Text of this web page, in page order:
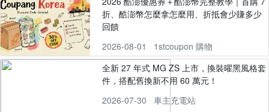
折、酷澎幣怎麼拿怎麼用、折抵會少賺多少
回饋
2026-08-01
1stcoupon 購物
全新 27 年式 MG ZS 上市，換裝曜黑風格套
件，搭配舊換新不用 60 萬元！
2026-07-30
車主充電站